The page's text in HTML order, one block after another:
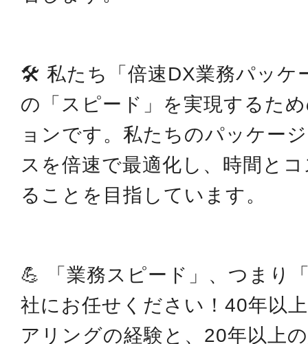
🛠️ 私たち「倍速DX業務パッケ
の「スピード」を実現するた
ョンです。私たちのパッケー
スを倍速で最適化し、時間と
ることを目指しています。
💪 「業務スピード」、つまり
社にお任せください！40年以
アリングの経験と、20年以上